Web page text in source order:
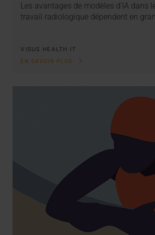
Les avantages de modèles d’IA dans
travail radiologique dépendent en
VISUS HEALTH IT
EN SAVOIR PLUS